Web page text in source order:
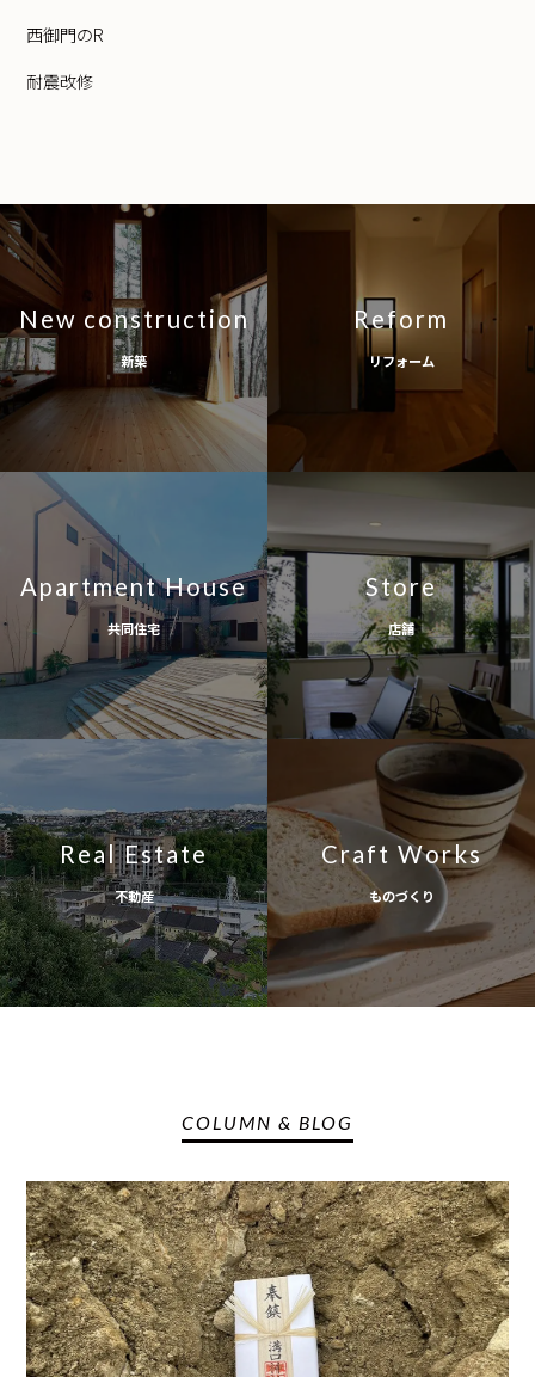
西御門のR
耐震改修
New construction
新築
Reform
リフォーム
Apartment House
共同住宅
Store
店舗
Real Estate
不動産
Craft Works
ものづくり
COLUMN & BLOG